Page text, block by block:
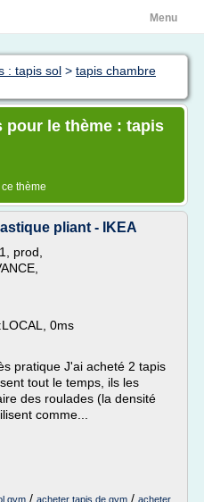
Menu
: tapis sol > tapis chambre
le thème : tapis
thème
pliant - IKEA
prod,
0ms
pratique J'ai acheté 2 tapis
tout le temps, ils les
des roulades (la densité
comme...
gym / acheter tapis de gym / acheter